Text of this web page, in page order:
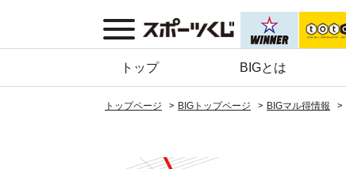
トップ BIGとは
トップページ BIGトップページ BIGマル得情報